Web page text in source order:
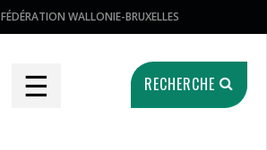
FÉDÉRATION WALLONIE-BRUXELLES
☰ RECHERCHE